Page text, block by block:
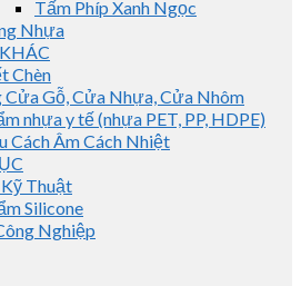
Tấm Phíp Xanh Ngọc
Nhựa
Chèn
Cửa Gỗ, Cửa Nhựa, Cửa Nhôm
nhựa y tế (nhựa PET, PP, HDPE)
Cách Âm Cách Nhiệt
Kỹ Thuật
Silicone
Nghiệp